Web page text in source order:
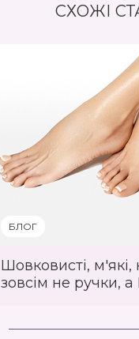
СХОЖІ
БЛОГ
Шовковисті, м'які,
зовсім не ручки,